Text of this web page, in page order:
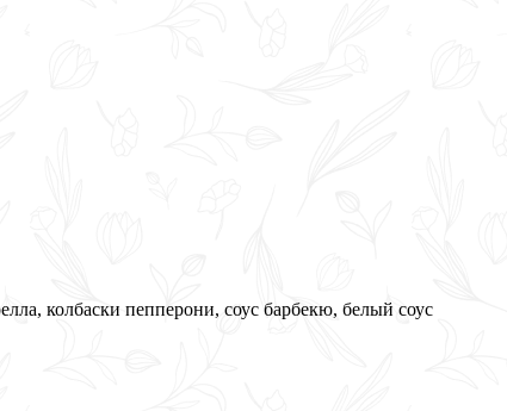
колбаски пепперони, соус барбекю, белый соус